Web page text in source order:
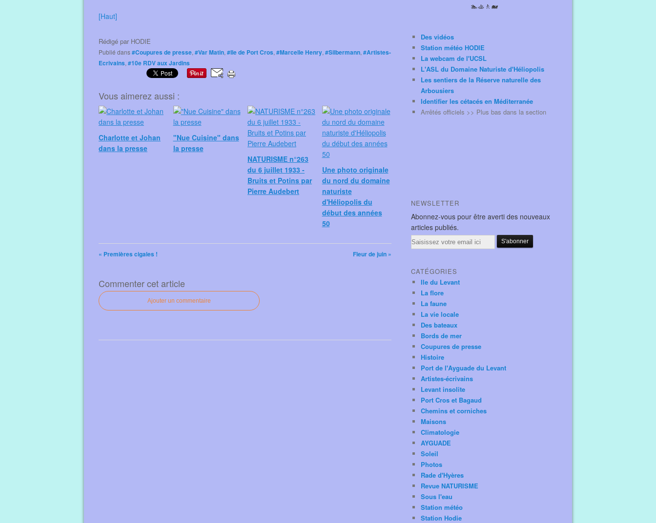
[Haut]
Rédigé par HODIE
Publié dans#Coupures de presse, #Var Matin, #Ile de Port Cros, #Marcelle Henry, #Silbermann, #Artistes-
Ecrivains, #10e RDV aux Jardins
Vous aimerez aussi :
Charlotte et Johan
dans la presse
"Nue Cuisine" dans
la presse
NATURISME n°263
du 6 juillet 1933 -
Bruits et Potins par
Pierre Audebert
Une photo originale
du nord du domaine
naturiste
d'Héliopolis du
début des années
50
« Premières cigales ! Fleur de juin »
Commenter cet article
Ajouter un commentaire
🏊🚣🚶🐋
Des vidéos
Station météo HODIE
La webcam de l'UCSL
L'ASL du Domaine Naturiste d'Héliopolis
Les sentiers de la Réserve naturelle des
Arbousiers
Identifier les cétacés en Méditerranée
Arrêtés officiels >> Plus bas dans la section
NEWSLETTER
Abonnez-vous pour être averti des nouveaux
articles publiés.
Email
CATÉGORIES
Ile du Levant
La flore
La faune
La vie locale
Des bateaux
Bords de mer
Coupures de presse
Histoire
Port de l'Ayguade du Levant
Artistes-écrivains
Levant insolite
Port Cros et Bagaud
Chemins et corniches
Maisons
Climatologie
AYGUADE
Soleil
Photos
Rade d'Hyères
Revue NATURISME
Sous l'eau
Station météo
Station Hodie